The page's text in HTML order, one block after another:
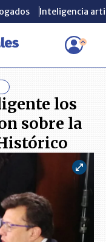
Inteligencia
los candidatos
Inteligencia
los
sobre la